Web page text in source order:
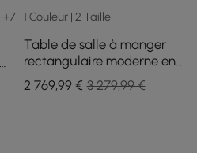
+7 1 Couleur | 2 Taille
Table de salle à manger
rectangulaire moderne en
pierre frittée de 1800 mm
avec 8 chaises en or
2 769,99€ 3 279,99 €